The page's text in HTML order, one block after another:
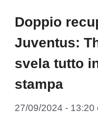
Doppio
Juventus:
svela tutto
stampa
27/09/2024 - 13:20